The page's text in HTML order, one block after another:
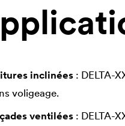
inclinées : DELTA-
voligeage.
ventilées : DELTA-